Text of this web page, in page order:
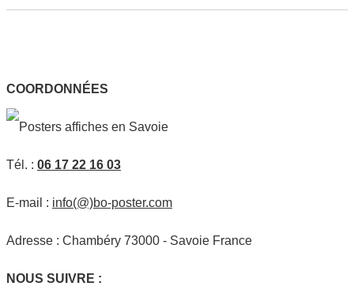
COORDONNÉES
Tél. : 06 17 22 16 03
E-mail : info(@)bo-poster.com
Adresse : Chambéry 73000 - Savoie France
NOUS SUIVRE :